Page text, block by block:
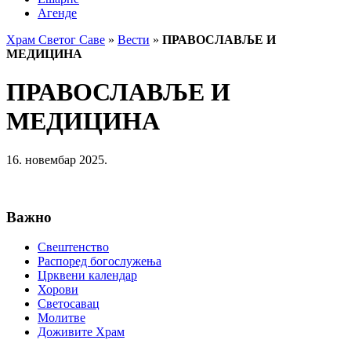
Агенде
Храм Светог Саве » Вести » ПРАВОСЛАВЉЕ И
МЕДИЦИНА
ПРАВОСЛАВЉЕ И
МЕДИЦИНА
16. новембар 2025.
Важно
Свештенство
Распоред богослужења
Црквени календар
Хорови
Светосавац
Молитве
Доживите Храм